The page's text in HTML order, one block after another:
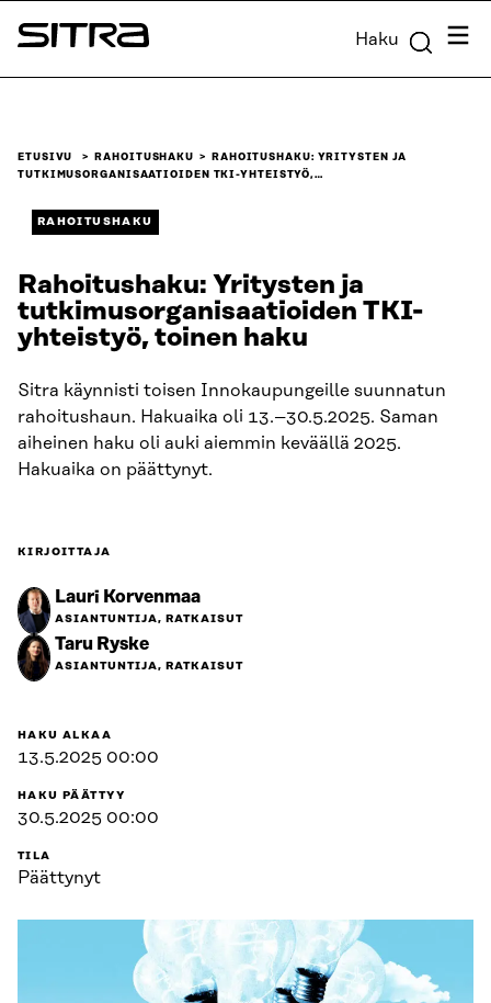
Siirry
suoraan
Sitra Haku
ETUSIVU RAHOITUSHAKU
RAHOITUSHAKU: YRITYSTEN JA
TUTKIMUSORGANISAATIOIDEN TKI-YHTEISTYÖ,…
RAHOITUSHAKU
Rahoitushaku: Yritysten ja
tutkimusorganisaatioiden TKI-
yhteistyö, toinen haku
Sitra käynnisti toisen Innokaupungeille suunnatun
rahoitushaun. Hakuaika oli 13.–30.5.2025. Saman
aiheinen haku oli auki aiemmin keväällä 2025.
Hakuaika on päättynyt.
KIRJOITTAJA
Lauri Korvenmaa
ASIANTUNTIJA, RATKAISUT
Taru Ryske
ASIANTUNTIJA, RATKAISUT
HAKU ALKAA
13.5.2025 00:00
HAKU PÄÄTTYY
30.5.2025 00:00
TILA
Päättynyt